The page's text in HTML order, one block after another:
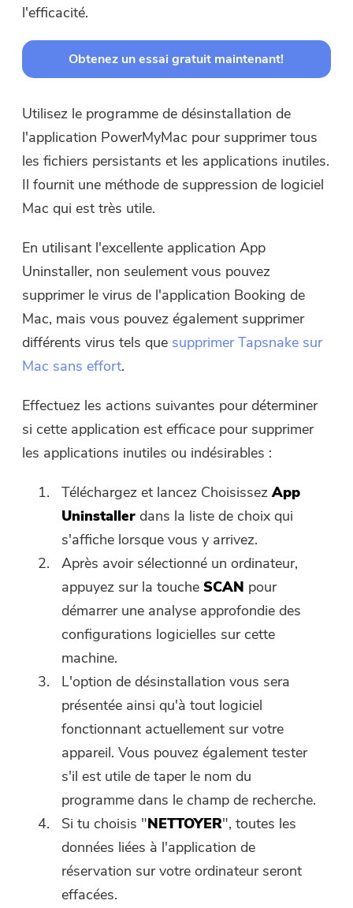
l'efficacité.
Obtenez un essai gratuit maintenant!
Utilisez le programme de désinstallation de
l'application PowerMyMac pour supprimer tous
les fichiers persistants et les applications inutiles.
Il fournit une méthode de suppression de logiciel
Mac qui est très utile.
En utilisant l'excellente application App
Uninstaller, non seulement vous pouvez
supprimer le virus de l'application Booking de
Mac, mais vous pouvez également supprimer
différents virus tels que supprimer Tapsnake sur
Mac sans effort.
Effectuez les actions suivantes pour déterminer
si cette application est efficace pour supprimer
les applications inutiles ou indésirables :
Téléchargez et lancez ChoisissezApp
Uninstallerdans la liste de choix qui
s'affiche lorsque vous y arrivez.
Après avoir sélectionné un ordinateur,
appuyez sur la toucheSCAN pour
démarrer une analyse approfondie des
configurations logicielles sur cette
machine.
L'option de désinstallation vous sera
présentée ainsi qu'à tout logiciel
fonctionnant actuellement sur votre
appareil. Vous pouvez également tester
s'il est utile de taper le nom du
programme dans le champ de recherche.
Si tu choisis "NETTOYER", toutes les
données liées à l'application de
réservation sur votre ordinateur seront
effacées.